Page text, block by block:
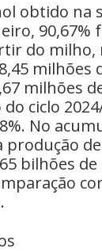
obtido na
90,67%
do
milhões
milhões
ciclo
No
produção
bilhões de